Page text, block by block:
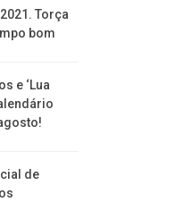
Torça
bom
e ‘Lua
de